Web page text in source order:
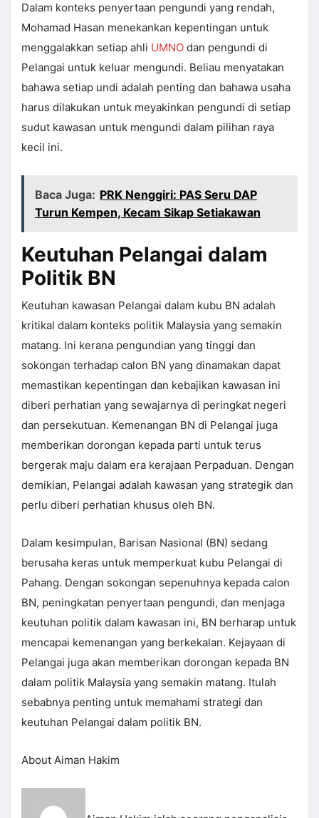
Dalam konteks penyertaan pengundi yang rendah,
Mohamad Hasan menekankan kepentingan untuk
menggalakkan setiap ahli UMNO dan pengundi di
Pelangai untuk keluar mengundi. Beliau menyatakan
bahawa setiap undi adalah penting dan bahawa usaha
harus dilakukan untuk meyakinkan pengundi di setiap
sudut kawasan untuk mengundi dalam pilihan raya
kecil ini.
Baca Juga: PRK Nenggiri: PAS Seru DAP
Turun Kempen, Kecam Sikap Setiakawan
Keutuhan Pelangai dalam
Politik BN
Keutuhan kawasan Pelangai dalam kubu BN adalah
kritikal dalam konteks politik Malaysia yang semakin
matang. Ini kerana pengundian yang tinggi dan
sokongan terhadap calon BN yang dinamakan dapat
memastikan kepentingan dan kebajikan kawasan ini
diberi perhatian yang sewajarnya di peringkat negeri
dan persekutuan. Kemenangan BN di Pelangai juga
memberikan dorongan kepada parti untuk terus
bergerak maju dalam era kerajaan Perpaduan. Dengan
demikian, Pelangai adalah kawasan yang strategik dan
perlu diberi perhatian khusus oleh BN.
Dalam kesimpulan, Barisan Nasional (BN) sedang
berusaha keras untuk memperkuat kubu Pelangai di
Pahang. Dengan sokongan sepenuhnya kepada calon
BN, peningkatan penyertaan pengundi, dan menjaga
keutuhan politik dalam kawasan ini, BN berharap untuk
mencapai kemenangan yang berkekalan. Kejayaan di
Pelangai juga akan memberikan dorongan kepada BN
dalam politik Malaysia yang semakin matang. Itulah
sebabnya penting untuk memahami strategi dan
keutuhan Pelangai dalam politik BN.
About Aiman Hakim